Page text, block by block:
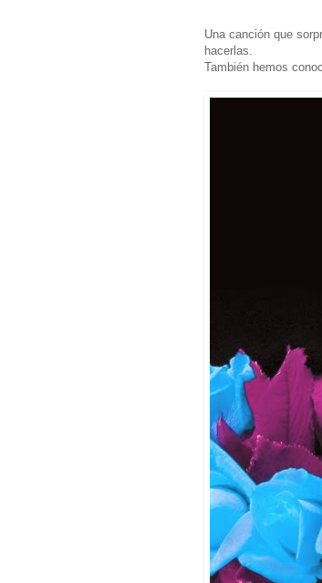
Una canción que
hacerlas.
También hemos